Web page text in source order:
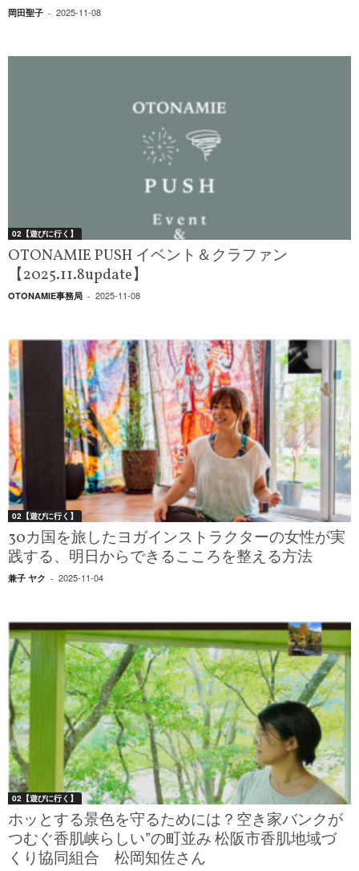
岡田聖子 - 2025-11-08
02【遊びに行く】
OTONAMIE PUSH イベント＆クラファン
【2025.11.8update】
OTONAMIE事務局 - 2025-11-08
02【遊びに行く】
30カ国を旅したヨガインストラクターの女性が実
践する、明日からできるこころを整える方法
兼子 ヤク - 2025-11-04
02【遊びに行く】
ホッとする景色を守るためには？空き家バンクが
つむぐ香肌峡らしい”の町並み 松阪市香肌地域づ
くり協同組合 松岡知佐さん